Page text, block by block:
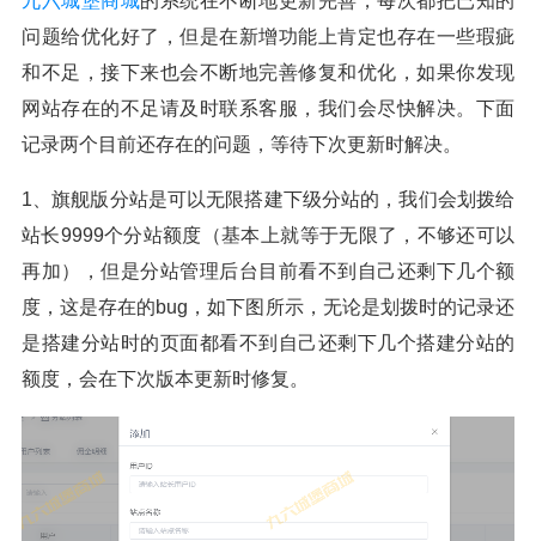
问题给优化好了，但是在新增功能上肯定也存在一些瑕疵
和不足，接下来也会不断地完善修复和优化，如果你发现
网站存在的不足请及时联系客服，我们会尽快解决。下面
记录两个目前还存在的问题，等待下次更新时解决。
1、旗舰版分站是可以无限搭建下级分站的，我们会划拨给
站长9999个分站额度（基本上就等于无限了，不够还可以
再加），但是分站管理后台目前看不到自己还剩下几个额
度，这是存在的bug，如下图所示，无论是划拨时的记录还
是搭建分站时的页面都看不到自己还剩下几个搭建分站的
额度，会在下次版本更新时修复。